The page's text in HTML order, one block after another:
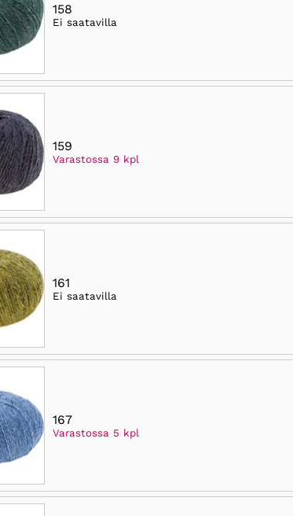
158
Ei saatavilla
159
Varastossa 9 kpl
161
Ei saatavilla
167
Varastossa 5 kpl